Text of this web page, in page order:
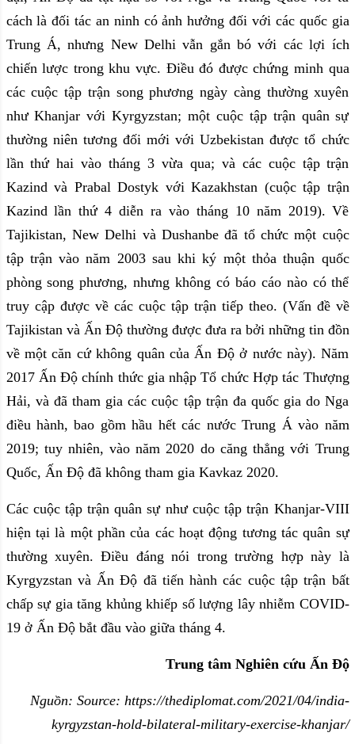
cách là đối tác an ninh có ảnh hưởng đối với các quốc gia
Trung Á, nhưng New Delhi vẫn gắn bó với các lợi ích
chiến lược trong khu vực. Điều đó được chứng minh qua
các cuộc tập trận song phương ngày càng thường xuyên
như Khanjar với Kyrgyzstan; một cuộc tập trận quân sự
thường niên tương đối mới với Uzbekistan được tổ chức
lần thứ hai vào tháng 3 vừa qua; và các cuộc tập trận
Kazind và Prabal Dostyk với Kazakhstan (cuộc tập trận
Kazind lần thứ 4 diễn ra vào tháng 10 năm 2019). Về
Tajikistan, New Delhi và Dushanbe đã tổ chức một cuộc
tập trận vào năm 2003 sau khi ký một thỏa thuận quốc
phòng song phương, nhưng không có báo cáo nào có thể
truy cập được về các cuộc tập trận tiếp theo. (Vấn đề về
Tajikistan và Ấn Độ thường được đưa ra bởi những tin đồn
về một căn cứ không quân của Ấn Độ ở nước này). Năm
2017 Ấn Độ chính thức gia nhập Tổ chức Hợp tác Thượng
Hải, và đã tham gia các cuộc tập trận đa quốc gia do Nga
điều hành, bao gồm hầu hết các nước Trung Á vào năm
2019; tuy nhiên, vào năm 2020 do căng thẳng với Trung
Quốc, Ấn Độ đã không tham gia Kavkaz 2020.
Các cuộc tập trận quân sự như cuộc tập trận Khanjar-VIII
hiện tại là một phần của các hoạt động tương tác quân sự
thường xuyên. Điều đáng nói trong trường hợp này là
Kyrgyzstan và Ấn Độ đã tiến hành các cuộc tập trận bất
chấp sự gia tăng khủng khiếp số lượng lây nhiễm COVID-
19 ở Ấn Độ bắt đầu vào giữa tháng 4.
Trung tâm Nghiên cứu Ấn Độ
Nguồn: Source: https://thediplomat.com/2021/04/india-
kyrgyzstan-hold-bilateral-military-exercise-khanjar/